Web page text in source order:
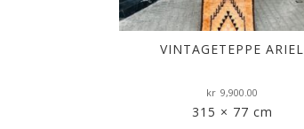
VINTAGETEPPE ARIEL
kr 9,900.00
315 × 77 cm